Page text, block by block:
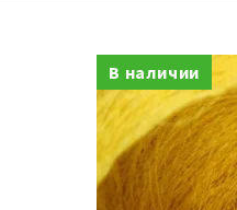
В наличии